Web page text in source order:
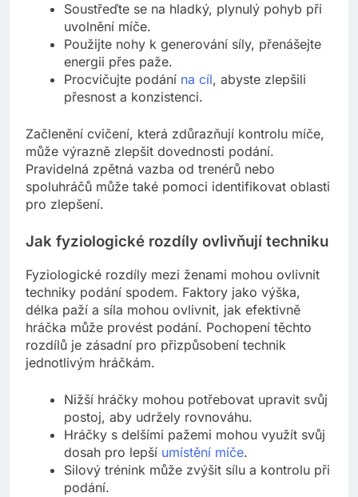
Soustřeďte se na hladký, plynulý pohyb při
uvolnění míče.
Použijte nohy k generování síly, přenášejte
energii přes paže.
Procvičujte podání na cíl, abyste zlepšili
přesnost a konzistenci.
Začlenění cvičení, která zdůrazňují kontrolu míče,
může výrazně zlepšit dovednosti podání.
Pravidelná zpětná vazba od trenérů nebo
spoluhráčů může také pomoci identifikovat oblasti
pro zlepšení.
Jak fyziologické rozdíly ovlivňují techniku
Fyziologické rozdíly mezi ženami mohou ovlivnit
techniky podání spodem. Faktory jako výška,
délka paží a síla mohou ovlivnit, jak efektivně
hráčka může provést podání. Pochopení těchto
rozdílů je zásadní pro přizpůsobení technik
jednotlivým hráčkám.
Nižší hráčky mohou potřebovat upravit svůj
postoj, aby udržely rovnováhu.
Hráčky s delšími pažemi mohou využít svůj
dosah pro lepší umístění míče.
Silový trénink může zvýšit sílu a kontrolu při
podání.